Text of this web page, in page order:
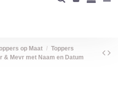
op Maat
Toppers
& Mevr met Naam en Datum